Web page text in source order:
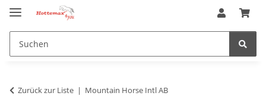
Zurück zur Liste Mountain Horse Intl AB